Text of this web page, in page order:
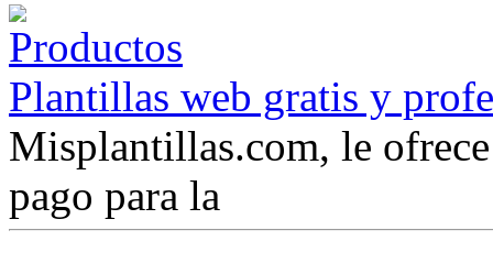
Plantillas web gratis y
Misplantillas.com, le
pago para la